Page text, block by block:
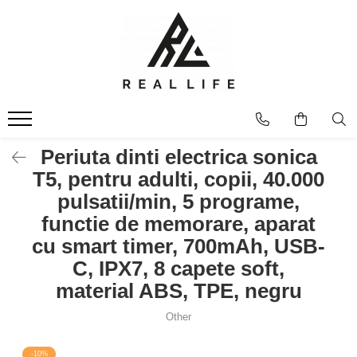
Masca fata si plasturi pentru
curatarea tenului
Uleiuri
Dispozitive
Seruri antiimbatranire
Fond de ten
Ingrijirea parului
Sanatatea articulatiilor
Protectie solara
Periuta dinti electrica sonica
T5, pentru adulti, copii, 40.000
pulsatii/min, 5 programe,
functie de memorare, aparat
cu smart timer, 700mAh, USB-
C, IPX7, 8 capete soft,
material ABS, TPE, negru
Other
-10%